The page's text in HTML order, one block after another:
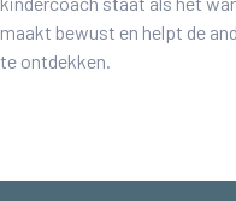
maakt bewust en helpt de
te ontdekken.